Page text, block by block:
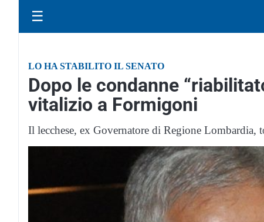
☰
LO HA STABILITO IL SENATO
Dopo le condanne
vitalizio a Formigoni
Il lecchese, ex Governatore di Regione Lombardia,